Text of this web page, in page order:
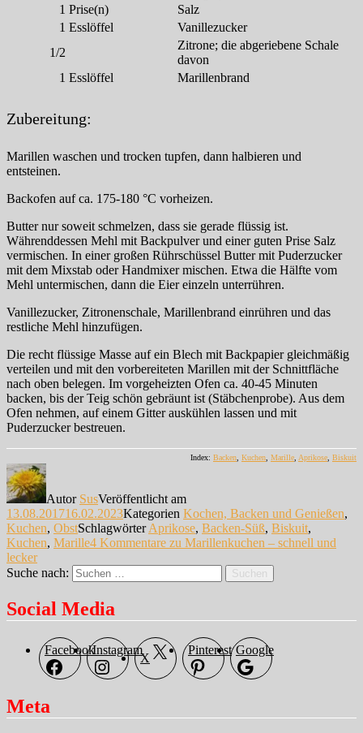
1 Prise(n)
Salz
1 Esslöffel
Vanillezucker
1/2
Zitrone; die abgeriebene Schale
davon
1 Esslöffel Marillenbrand
Zubereitung:
Marillen waschen und trocken tupfen, dann halbieren und
entsteinen.
Backofen auf ca. 175-180 °C vorheizen.
Butter nur soweit schmelzen, dass sie gerade flüssig ist.
Währenddessen Mehl mit Backpulver und einer guten Prise Salz
vermischen. In einer großen Rührschüssel Butter mit Puderzucker
mit dem Mixstab oder Handmixer mischen. Etwa die Hälfte vom
Mehl untermischen, dann die Eier einzeln unterrühren.
Vanillezucker, Zitronenschale, Marillenbrand einrühren und das
restliche Mehl hinzufügen.
Die recht flüssige Masse auf ein Blech mit Backpapier gleichmäßig
verteilen und mit den vorbereiteten Marillen mit der Schnittfläche
nach oben belegen. Im vorgeheizten Ofen ca. 40-45 Minuten
backen, bis der Teig schön gebräunt ist (Stäbchenprobe). Aus dem
Ofen nehmen, auf einem Gitter auskühlen lassen und mit
Puderzucker bestreuen.
Index: Backen, Kuchen, Marille, Aprikose, Biskuit
Autor SusVeröffentlicht am
13.08.201716.02.2023Kategorien Kochen, Backen und Genießen,
Kuchen, ObstSchlagwörterAprikose, Backen-Süß, Biskuit,
Kuchen, Marille4 Kommentare zu Marillenkuchen – schnell und
lecker
Suche nach:
Suchen
Social Media
FacebookInstagram
X
Pinterest Google
Meta